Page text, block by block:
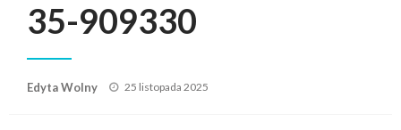
35-909330
Edyta Wolny
Posted
25 listopada 2025